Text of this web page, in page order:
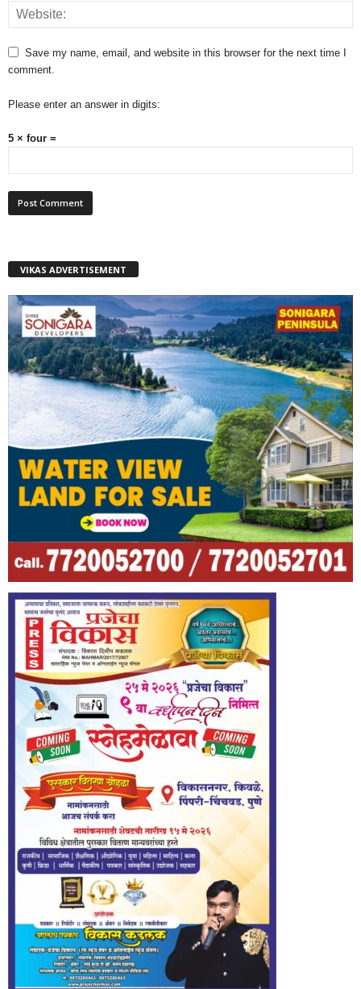
Save my name, email, and website in this browser for the next time I
comment.
Please enter an answer in digits:
5 × four =
VIKAS ADVERTISEMENT